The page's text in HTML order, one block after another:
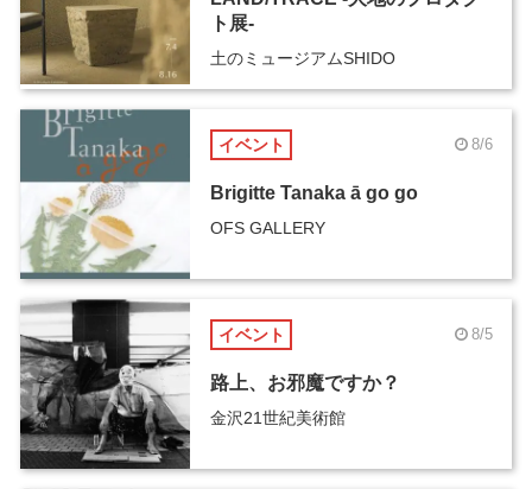
ト展-
土のミュージアムSHIDO
イベント 8/6
Brigitte Tanaka ā go go
OFS GALLERY
イベント 8/5
路上、お邪魔ですか？
金沢21世紀美術館